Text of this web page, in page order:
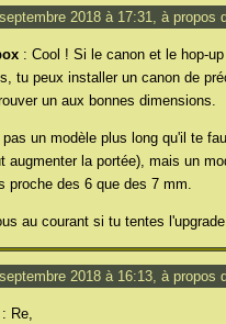
2018 à 17:31, à propos
: Cool ! Si le canon et le hop-
tu peux installer un canon de
un aux bonnes dimensions.
pas un modèle plus long qu'il te
augmenter la portée), mais un
proche des 6 que des 7 mm.
au courant si tu tentes l'upgrade.
2018 à 16:13, à propos
: Re,